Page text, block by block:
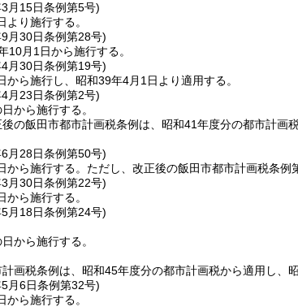
月15日条例第5号)
より施行する。
月30日条例第28号)
10月1日から施行する。
月30日条例第19号)
から施行し、昭和39年4月1日より適用する。
月23日条例第2号)
から施行する。
の飯田市都市計画税条例は、昭和41年度分の都市計
月28日条例第50号)
から施行する。 ただし、改正後の飯田市都市計画税条例
月30日条例第22号)
から施行する。
月18日条例第24号)
から施行する。
画税条例は、昭和45年度分の都市計画税から適用し、
月6日条例第32号)
から施行する。